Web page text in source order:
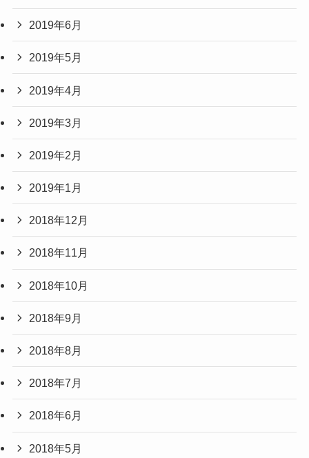
2019年6月
2019年5月
2019年4月
2019年3月
2019年2月
2019年1月
2018年12月
2018年11月
2018年10月
2018年9月
2018年8月
2018年7月
2018年6月
2018年5月